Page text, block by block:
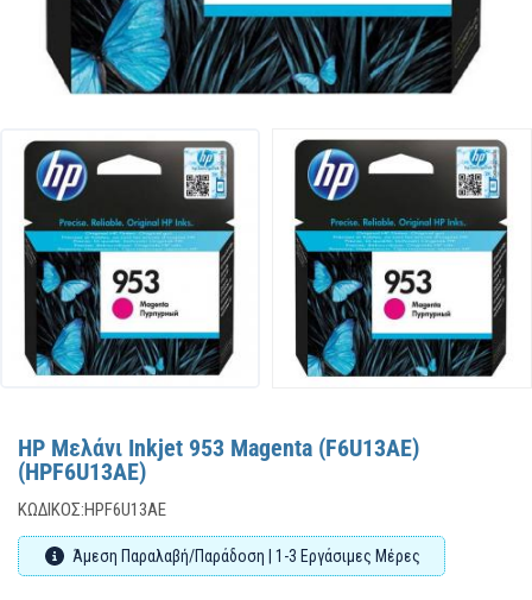
HP Μελάνι Inkjet 953 Magenta (F6U13AE)
(HPF6U13AE)
ΚΩΔΙΚΌΣ:HPF6U13AE
Άμεση Παραλαβή/Παράδοση | 1-3 Εργάσιμες Μέρες